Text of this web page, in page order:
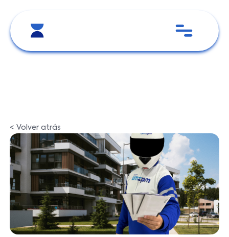
< Volver atrás